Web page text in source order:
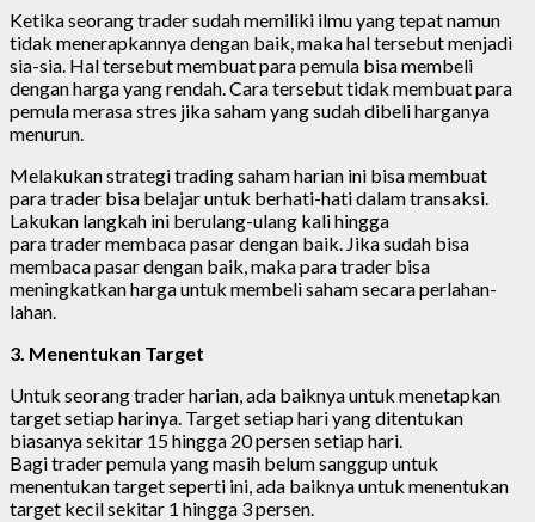
Ketika seorang trader sudah memiliki ilmu yang tepat namun
tidak menerapkannya dengan baik, maka hal tersebut menjadi
sia-sia. Hal tersebut membuat para pemula bisa membeli
dengan harga yang rendah. Cara tersebut tidak membuat para
pemula merasa stres jika saham yang sudah dibeli harganya
menurun.
Melakukan strategi trading saham harian ini bisa membuat
para trader bisa belajar untuk berhati-hati dalam transaksi.
Lakukan langkah ini berulang-ulang kali hingga
para trader membaca pasar dengan baik. Jika sudah bisa
membaca pasar dengan baik, maka para trader bisa
meningkatkan harga untuk membeli saham secara perlahan-
lahan.
3. Menentukan Target
Untuk seorang trader harian, ada baiknya untuk menetapkan
target setiap harinya. Target setiap hari yang ditentukan
biasanya sekitar 15 hingga 20 persen setiap hari.
Bagi trader pemula yang masih belum sanggup untuk
menentukan target seperti ini, ada baiknya untuk menentukan
target kecil sekitar 1 hingga 3 persen.